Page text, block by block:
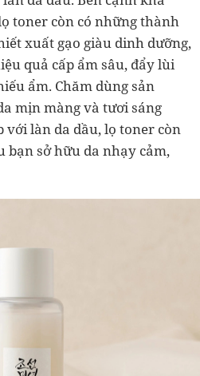
toner còn có những thành
xuất gạo giàu dinh dưỡng,
quả cấp ẩm sâu, đẩy lùi
ẩm. Chăm dùng sản
mịn màng và tươi sáng
với làn da dầu, lọ toner còn
bạn sở hữu da nhạy cảm,